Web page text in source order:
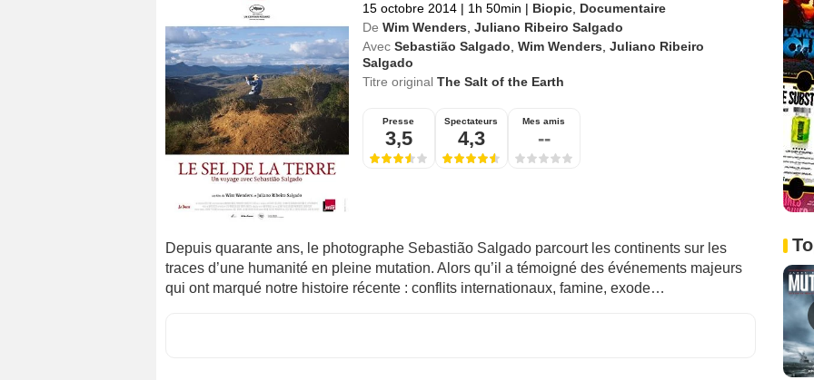
15 octobre 2014 | 1h 50min | Biopic, Documentaire
De Wim Wenders Juliano Ribeiro Salgado
Avec Sebastião Salgado Wim Wenders Juliano Ribeiro
Salgado
Titre original The Salt of the Earth
Presse
3,5
Spectateurs
4,3
Mes amis
--
Depuis quarante ans, le photographe Sebastião Salgado parcourt les continents sur les
traces d’une humanité en pleine mutation. Alors qu’il a témoigné des événements majeurs
qui ont marqué notre histoire récente : conflits internationaux, famine, exode…